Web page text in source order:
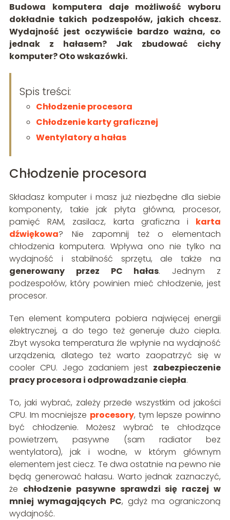
Budowa komputera daje możliwość wyboru
dokładnie takich podzespołów, jakich chcesz.
Wydajność jest oczywiście bardzo ważna, co
jednak z hałasem? Jak zbudować cichy
komputer? Oto wskazówki.
Spis treści:
Chłodzenie procesora
Chłodzenie karty graficznej
Wentylatory a hałas
Chłodzenie procesora
Składasz komputer i masz już niezbędne dla siebie
komponenty, takie jak płyta główna, procesor,
pamięć RAM, zasilacz, karta graficzna i karta
dźwiękowa? Nie zapomnij też o elementach
chłodzenia komputera. Wpływa ono nie tylko na
wydajność i stabilność sprzętu, ale także na
generowany przez PC hałas. Jednym z
podzespołów, który powinien mieć chłodzenie, jest
procesor.
Ten element komputera pobiera najwięcej energii
elektrycznej, a do tego też generuje dużo ciepła.
Zbyt wysoka temperatura źle wpłynie na wydajność
urządzenia, dlatego też warto zaopatrzyć się w
cooler CPU. Jego zadaniem jest zabezpieczenie
pracy procesora i odprowadzanie ciepła.
To, jaki wybrać, zależy przede wszystkim od jakości
CPU. Im mocniejsze procesory, tym lepsze powinno
być chłodzenie. Możesz wybrać te chłodzące
powietrzem, pasywne (sam radiator bez
wentylatora), jak i wodne, w którym głównym
elementem jest ciecz. Te dwa ostatnie na pewno nie
będą generować hałasu. Warto jednak zaznaczyć,
że chłodzenie pasywne sprawdzi się raczej w
mniej wymagających PC, gdyż ma ograniczoną
wydajność.